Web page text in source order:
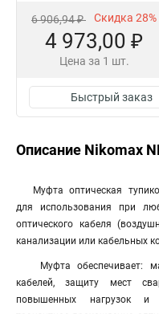
6 906,94 ₽ Скидка 28%
4 973,00 ₽
Цена за 1 шт.
Быстрый заказ
Описание Nikomax
Муфта оптическая
для использования при
оптического кабеля
канализации или кабельных
Муфта обеспечивает:
кабелей, защиту мест
повышенных нагрузок и